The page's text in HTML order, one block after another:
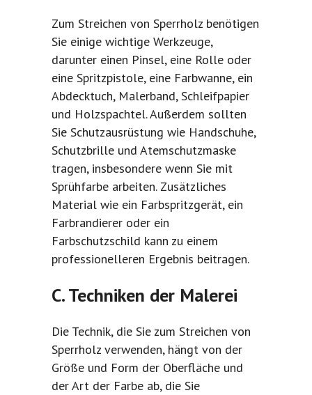
Zum Streichen von Sperrholz benötigen
Sie einige wichtige Werkzeuge,
darunter einen Pinsel, eine Rolle oder
eine Spritzpistole, eine Farbwanne, ein
Abdecktuch, Malerband, Schleifpapier
und Holzspachtel. Außerdem sollten
Sie Schutzausrüstung wie Handschuhe,
Schutzbrille und Atemschutzmaske
tragen, insbesondere wenn Sie mit
Sprühfarbe arbeiten. Zusätzliches
Material wie ein Farbspritzgerät, ein
Farbrandierer oder ein
Farbschutzschild kann zu einem
professionelleren Ergebnis beitragen.
C. Techniken der Malerei
Die Technik, die Sie zum Streichen von
Sperrholz verwenden, hängt von der
Größe und Form der Oberfläche und
der Art der Farbe ab, die Sie